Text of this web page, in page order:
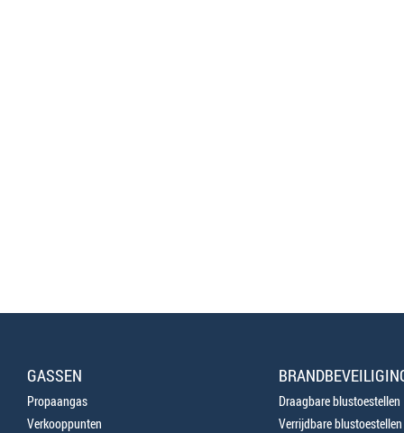
GASSEN
Propaangas
Verkooppunten
Draagbare blustoestellen
Verrijdbare blustoestellen